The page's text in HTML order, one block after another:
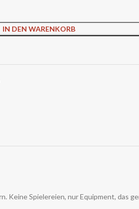
IN DEN WARENKORB
Keine Spielereien, nur Equipment, das